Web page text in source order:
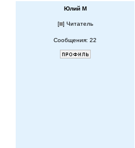
Юлий М
[ ] Читатель
Сообщения: 22